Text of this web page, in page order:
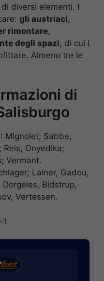
diversi elementi. I
gli austriaci,
rimontare,
degli spazi, di cui i
Almeno tre le
di
Mignolet; Sabbe,
Reis, Onyedika;
Vermant.
Lainer, Gadou,
Bidstrup,
Vertessen.